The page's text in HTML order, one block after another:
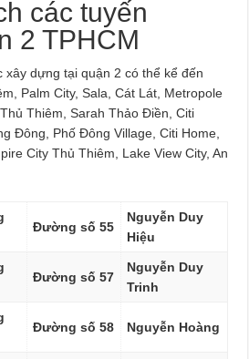
các tuyến
2 TPHCM
dựng tại quận 2 có thể kể đến
Palm City, Sala, Cát Lát, Metropole
Thiêm, Sarah Thảo Điền, Citi
Đông, Phố Đông Village, Citi Home,
City Thủ Thiêm, Lake View City, An
Đường số 55
Nguyễn Duy
Hiệu
Đường số 57
Nguyễn Duy
Trinh
Đường số 58 Nguyễn Hoàng